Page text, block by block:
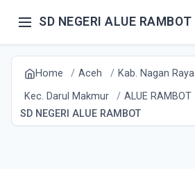
SD NEGERI ALUE RAMBOT
Home Aceh
Kab. Nagan Raya
Kec. Darul Makmur
ALUE RAMBOT
SD NEGERI ALUE RAMBOT